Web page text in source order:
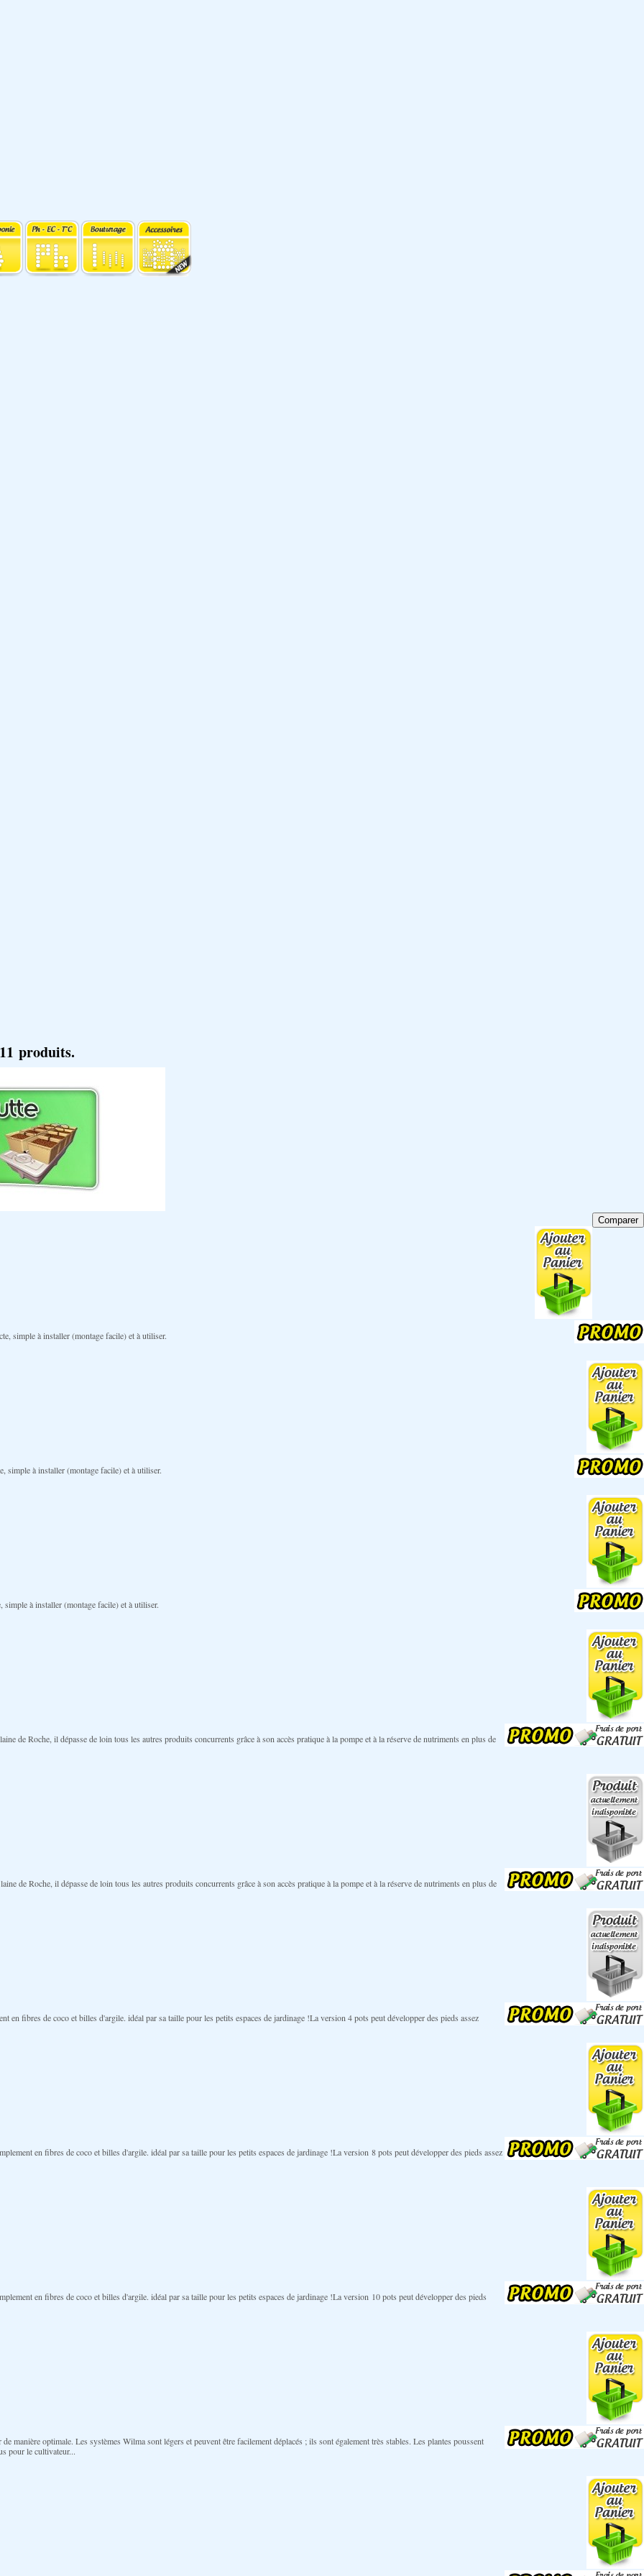
produits.
simple à installer (montage facile) et à utiliser.
simple à installer (montage facile) et à utiliser.
à installer (montage facile) et à utiliser.
de Roche, il dépasse de loin tous les autres produits concurrents grâce à son accès pratique à la pompe et à la réserve de nutriments en plus de
de Roche, il dépasse de loin tous les autres produits concurrents grâce à son accès pratique à la pompe et à la réserve de nutriments en plus de
fibres de coco et billes d'argile. idéal par sa taille pour les petits espaces de jardinage !La version 4 pots peut développer des pieds assez
en fibres de coco et billes d'argile. idéal par sa taille pour les petits espaces de jardinage !La version 8 pots peut développer des pieds assez
en fibres de coco et billes d'argile. idéal par sa taille pour les petits espaces de jardinage !La version 10 pots peut développer des pieds
manière optimale. Les systèmes Wilma sont légers et peuvent être facilement déplacés ; ils sont également très stables. Les plantes poussent
pour le cultivateur...